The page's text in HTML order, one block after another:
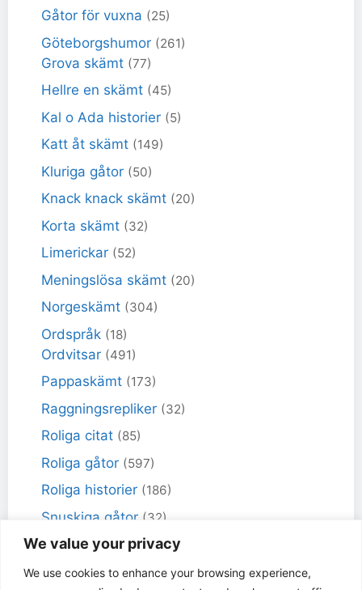
We value your privacy
We use cookies to enhance your browsing experience,
Gåtor för vuxna (25)
Göteborgshumor (261)
Grova skämt (77)
Hellre en skämt (45)
Kal o Ada historier (5)
Katt åt skämt (149)
Kluriga gåtor (50)
Knack knack skämt (20)
Korta skämt (32)
Limerickar (52)
Meningslösa skämt (20)
Norgeskämt (304)
Ordspråk (18)
Ordvitsar (491)
Pappaskämt (173)
Raggningsrepliker (32)
Roliga citat (85)
Roliga gåtor (597)
Roliga historier (186)
Snuskiga gåtor (32)
Snuskiga skämt(98)
Sportskämt (18)